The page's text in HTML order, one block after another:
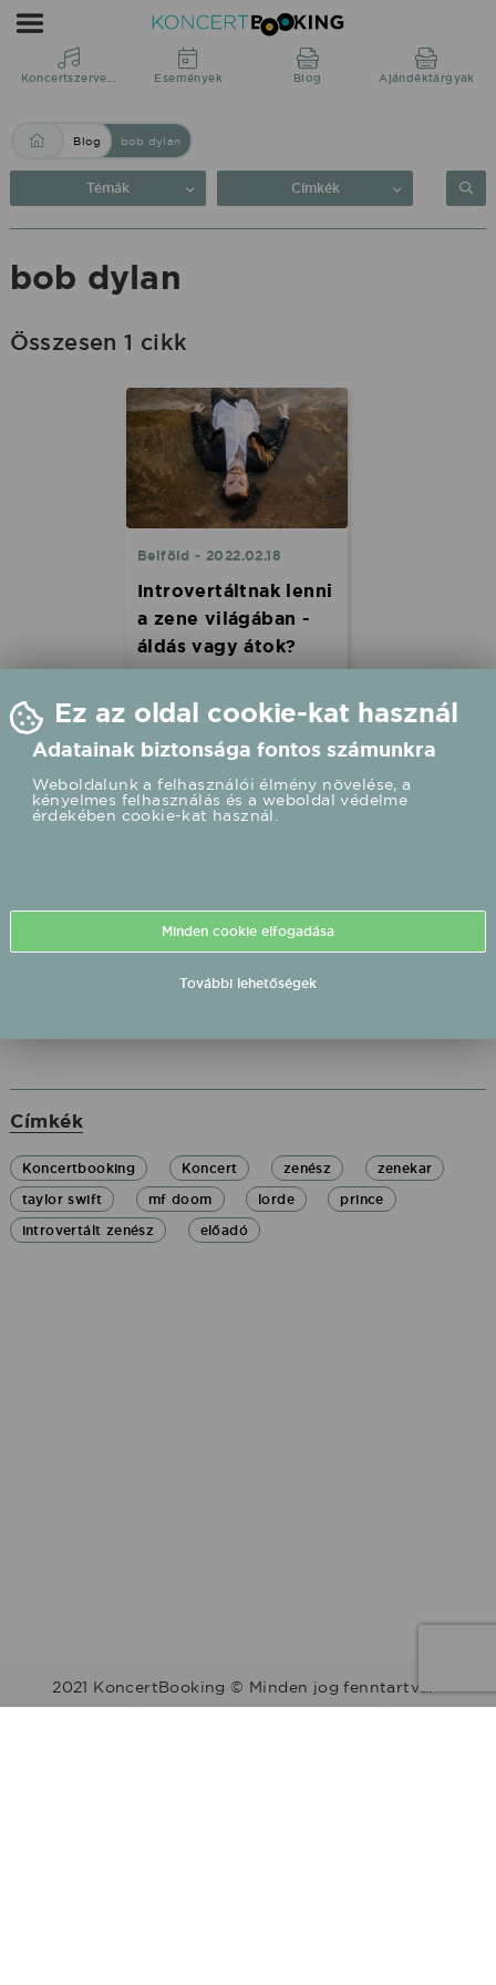
Blog:
dylan
KoncertBooking
Közvetlenül
a
Koncertszervezés Események Blog Ajándéktárgyak
Blog bob dylan
Témák Címkék
bob dylan
Összesen 1 cikk
Belföld - 2022.02.18
Introvertáltnak lenni
a zene világában -
áldás vagy átok?
zeneipar nem a szerény,
visszafogott embereknek
való, nyilvánvalóan még
soha nem találkozott
introvertált zenésszel. Bár a
felszínen nem úgy tűnik,
hogy a zeneipar pörgős,
sőt: nagyon van!
Címkék
Koncertbooking Koncert zenész
zenekar
taylor swift
mf doom lorde
prince
introvertált zenész
előadó
2021 KoncertBooking © Minden jog fenntartva.
Kapcsolat | Telefonszám: +36 30 157 9812 | E-mail:
Ez az oldal cookie-kat használ
Adatainak biztonsága fontos számunkra
Weboldalunk a felhasználói élmény növelése, a
kényelmes felhasználás és a weboldal védelme
érdekében cookie-kat használ.
Minden cookie elfogadása
További lehetőségek